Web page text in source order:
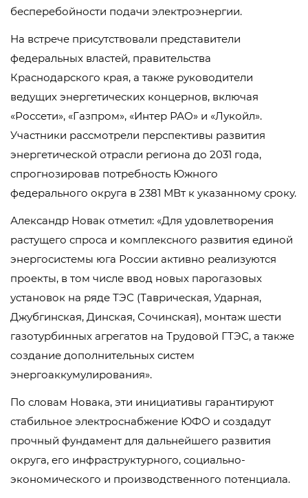
бесперебойности подачи электроэнергии.
На встрече присутствовали представители
федеральных властей, правительства
Краснодарского края, а также руководители
ведущих энергетических концернов, включая
«Россети», «Газпром», «Интер РАО» и «Лукойл».
Участники рассмотрели перспективы развития
энергетической отрасли региона до 2031 года,
спрогнозировав потребность Южного
федерального округа в 2381 МВт к указанному сроку.
Александр Новак отметил: «Для удовлетворения
растущего спроса и комплексного развития единой
энергосистемы юга России активно реализуются
проекты, в том числе ввод новых парогазовых
установок на ряде ТЭС (Таврическая, Ударная,
Джубгинская, Динская, Сочинская), монтаж шести
газотурбинных агрегатов на Трудовой ГТЭС, а также
создание дополнительных систем
энергоаккумулирования».
По словам Новака, эти инициативы гарантируют
стабильное электроснабжение ЮФО и создадут
прочный фундамент для дальнейшего развития
округа, его инфраструктурного, социально-
экономического и производственного потенциала.